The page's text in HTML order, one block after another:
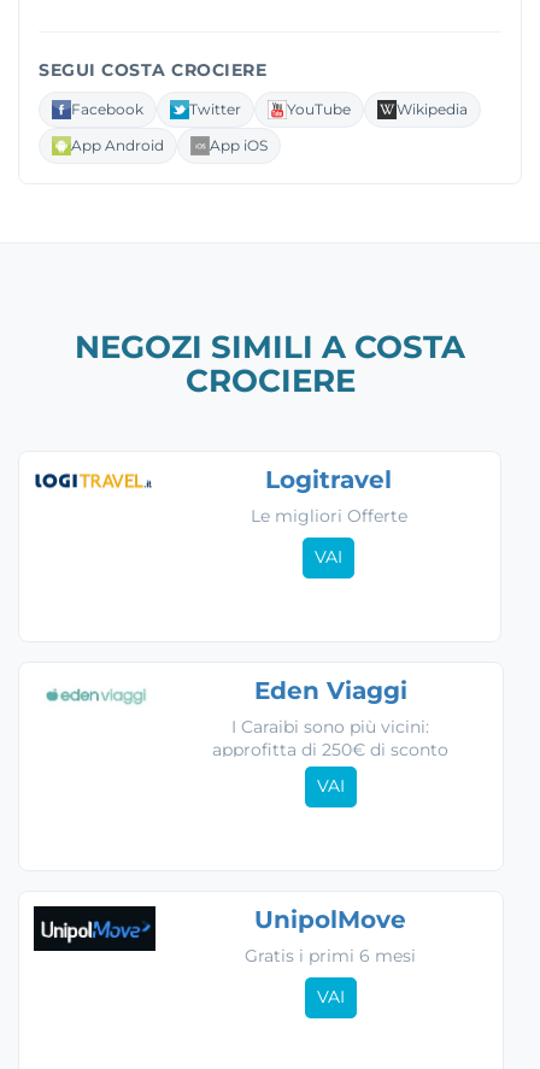
SEGUI COSTA CROCIERE
Facebook Twitter YouTube
Wikipedia
App Android
App iOS
NEGOZI SIMILI A COSTA
CROCIERE
Logitravel
Le migliori Offerte
VAI
Eden Viaggi
I Caraibi sono più vicini:
approfitta di 250€ di sconto
VAI
UnipolMove
Gratis i primi 6 mesi
VAI